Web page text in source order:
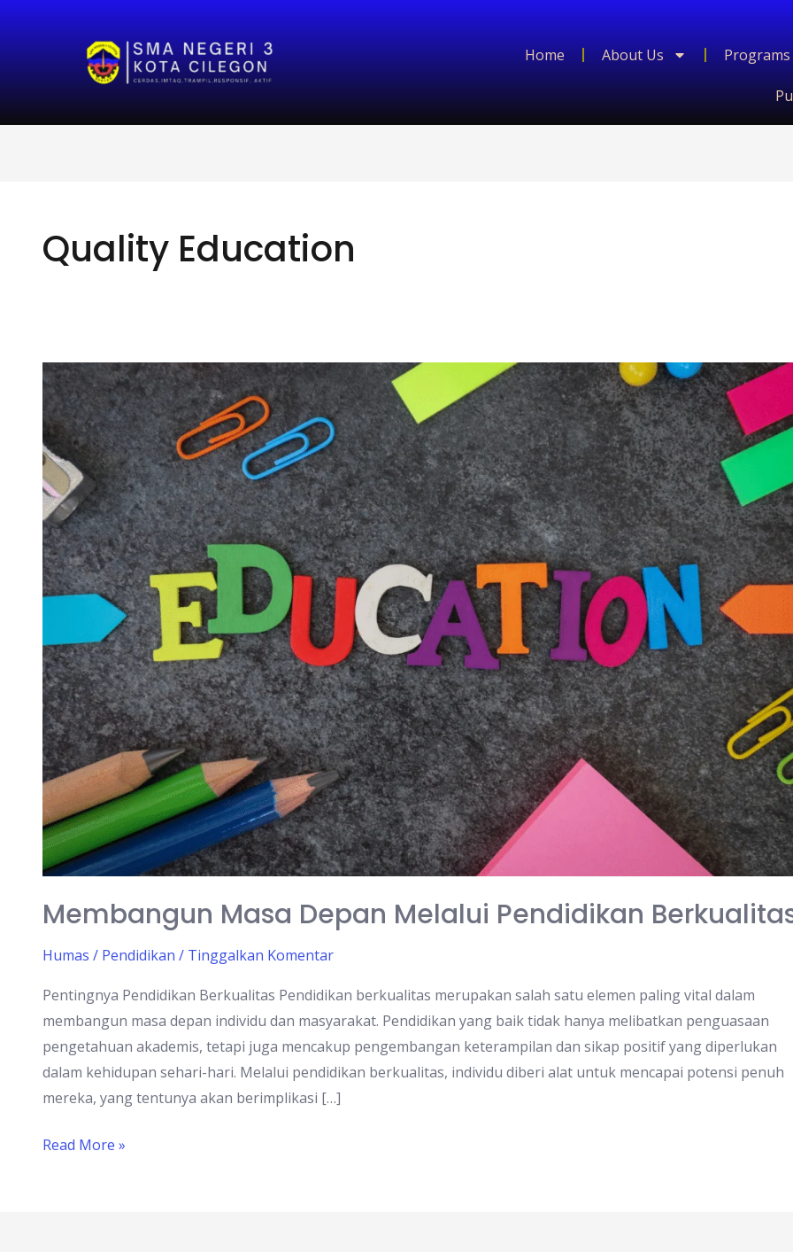
Home About Us Programs
Quality Education
Membangun Masa Depan Melalui Pendidikan
Humas / Pendidikan / Tinggalkan Komentar
Pentingnya Pendidikan Berkualitas Pendidikan berkualitas merupakan salah satu elemen paling vital dalam
membangun masa depan individu dan masyarakat. Pendidikan yang baik tidak hanya melibatkan penguasaan
pengetahuan akademis, tetapi juga mencakup pengembangan keterampilan dan sikap positif yang diperlukan
dalam kehidupan sehari-hari. Melalui pendidikan berkualitas, individu diberi alat untuk mencapai potensi penuh
mereka, yang tentunya akan berimplikasi […]
Membangun
Masa
Depan
Melalui
Pendidikan
Berkualitas
Read More »